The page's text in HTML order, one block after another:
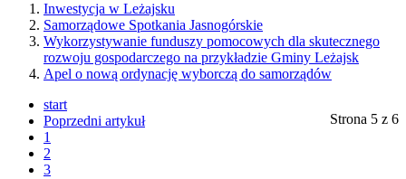
Inwestycja w Leżajsku
Samorządowe Spotkania Jasnogórskie
Wykorzystywanie funduszy pomocowych dla skutecznego
rozwoju gospodarczego na przykładzie Gminy Leżajsk
Apel o nową ordynację wyborczą do samorządów
Strona 5 z 6
start
Poprzedni artykuł
1
2
3